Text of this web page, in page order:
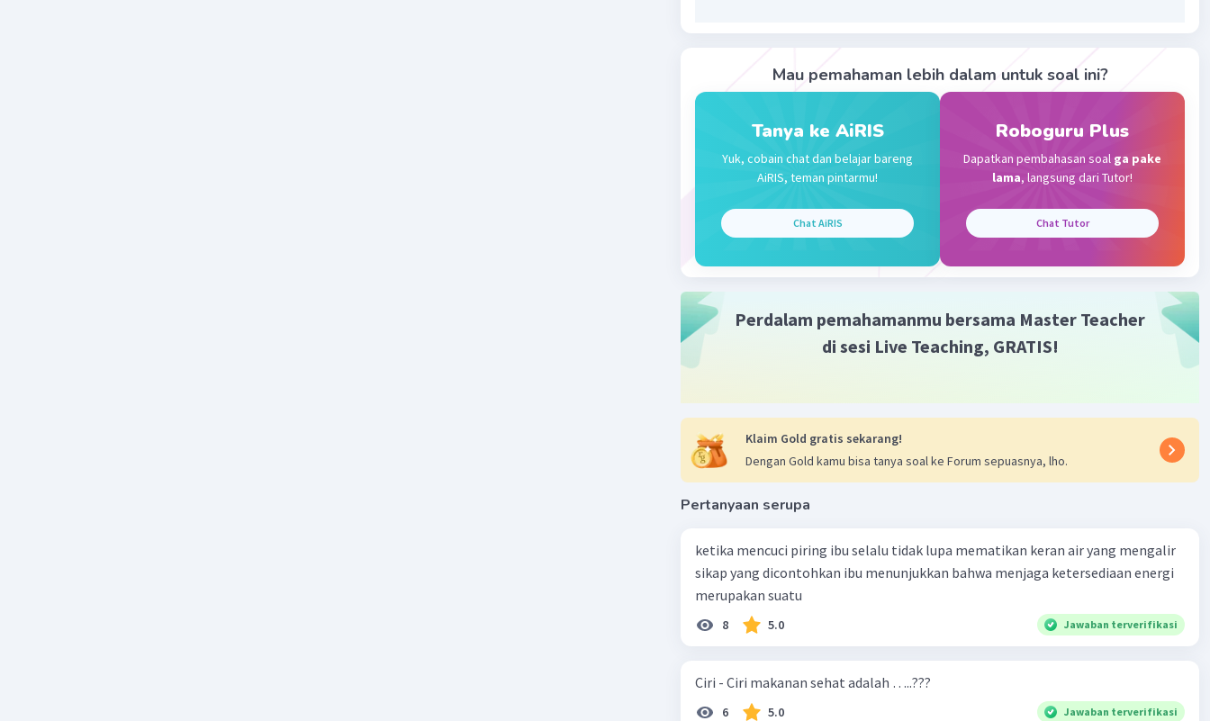
Iklan
Alat optik adalah alat yang kerjanya berhubungan dengan:
d. cahaya
Alat optik digunakan untuk memahami, memanipulasi, dan
mengamati cahaya, termasuk alat-alat seperti lensa, cermin,
mikroskop, teleskop, dan perangkat lainnya yang digunakan untuk
memeriksa sifat cahaya atau untuk membantu penglihatan.
Mau pemahaman lebih dalam untuk soal ini?
Tanya ke AiRIS
Yuk, cobain chat dan belajar bareng
AiRIS, teman pintarmu!
Chat AiRIS
Roboguru Plus
Dapatkan pembahasan soal ga pake
lama, langsung dari Tutor!
Chat Tutor
Perdalam pemahamanmu bersama Master Teacher
di sesi Live Teaching, GRATIS!
Klaim Gold gratis sekarang!
Dengan Gold kamu bisa tanya soal ke Forum sepuasnya, lho.
Pertanyaan serupa
ketika mencuci piring ibu selalu tidak lupa mematikan keran air yang mengalir
sikap yang dicontohkan ibu menunjukkan bahwa menjaga ketersediaan energi
merupakan suatu
8 5.0 Jawaban terverifikasi
Ciri - Ciri makanan sehat adalah …..???
6 5.0 Jawaban terverifikasi